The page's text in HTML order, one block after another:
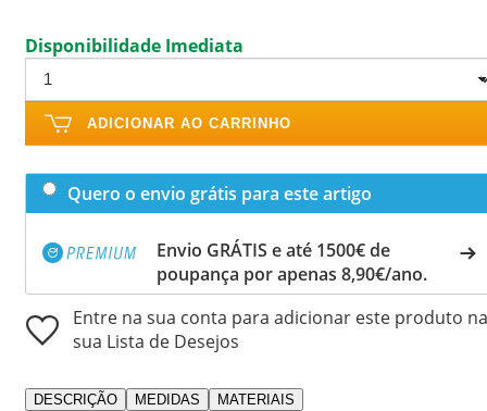
Disponibilidade Imediata
ADICIONAR AO CARRINHO
Quero o envio grátis para este artigo
Envio GRÁTIS e até 1500€ de
poupança por apenas 8,90€/ano.
Entre na sua conta para adicionar este produto na
sua Lista de Desejos
DESCRIÇÃO MEDIDAS MATERIAIS